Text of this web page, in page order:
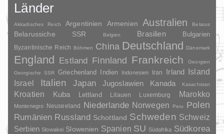
Länder
Akkadisches Reich Argentinien Armenien Australien Belarus
Belarussiche SSR Belgien Brasilien Bulgarien
Byzantinische Reich Böhmen China Deutschland Dänemark
England Estland Finnland Frankreich
Georgien
Georgische SSR
Griechenland Indien Indonesien Iran Irland
Island
Israel
Italien Japan Jugoslawien Kanada Kasachstan
Kroatien Kuba Lettland Litauen Luxemburg Marokko
Montenegro Neuseeland Niederlande Norwegen Peru
Polen
Rumänien Russland Schottland Schweden Schweiz
Serbien Slowakei Slowenien Spanien SU Südafrika Südkorea